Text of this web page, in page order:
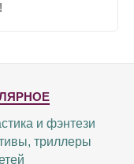
и фэнтези
триллеры